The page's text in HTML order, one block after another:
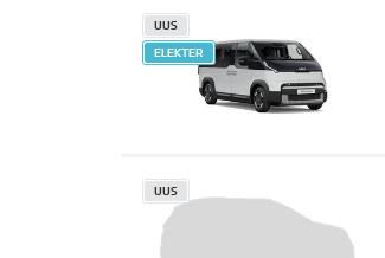
UUS
ELEKTER
UUS